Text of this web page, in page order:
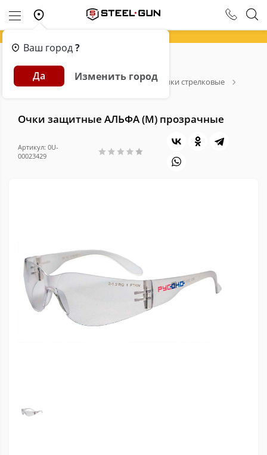
Ваш город?
Да Изменить город
Главная Каталог
Стрелковые и страйкбольные очки
Очки стрелковые
Очки защитные АЛЬФА (М) прозрачные
Артикул: 0U-
00023429